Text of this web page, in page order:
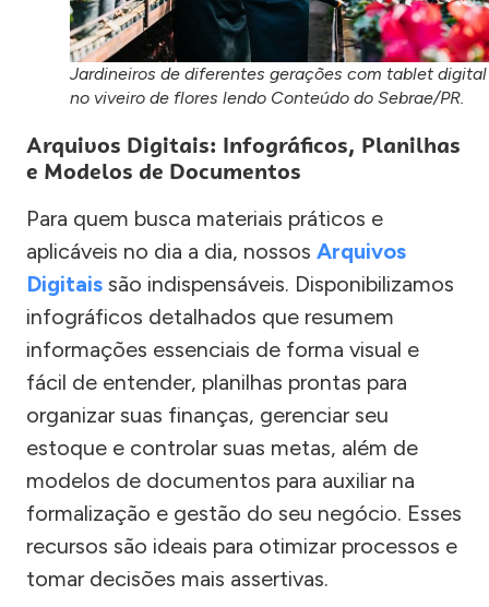
Jardineiros de diferentes gerações com tablet digital
no viveiro de flores lendo Conteúdo do Sebrae/PR.
Arquivos Digitais: Infográficos, Planilhas
e Modelos de Documentos
Para quem busca materiais práticos e
aplicáveis no dia a dia, nossos Arquivos
Digitais são indispensáveis. Disponibilizamos
infográficos detalhados que resumem
informações essenciais de forma visual e
fácil de entender, planilhas prontas para
organizar suas finanças, gerenciar seu
estoque e controlar suas metas, além de
modelos de documentos para auxiliar na
formalização e gestão do seu negócio. Esses
recursos são ideais para otimizar processos e
tomar decisões mais assertivas.